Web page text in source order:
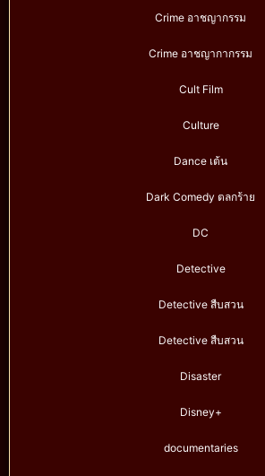
Crime อาชญากรรม
Crime อาชญากากรรม
Cult Film
Culture
Dance เต้น
Dark Comedy ตลกร้าย
DC
Detective
Detective สืบสวน
Detective สืบสวน
Disaster
Disney+
documentaries